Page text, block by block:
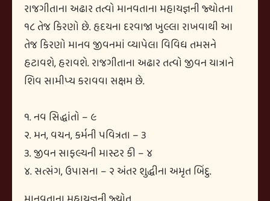
રાજગીતાના અઢાર તત્વો માનવતાના મહાયજ્ઞની જ્યોતના
૧૮ તેજ કિરણો છે. હૃદયના દરવાજા ખુલ્લા રાખવાથી આ
તેજ કિરણો માનવ જીવનમાં વ્યાપેલા વિવિધ તમસને
હટાવશે, હરાવશે. રાજગીતાના અઢાર તત્વો જીવન યાત્રાને
શિવ સામીપ્ય કરાવવા સક્ષમ છે.
૧. નવ સિદ્ધાંતો – ૯
૨. મન, વચન, કર્મની પવિત્રતા – ૩
૩. જીવન સાફલ્યની માસ્ટર કી – ૪
૪. સત્સંગ, ઉપાસના – ૨ અંતર શુદ્ધીના અમૃત બિંદુ.